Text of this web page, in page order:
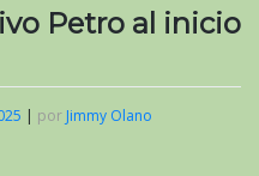
Petro al inicio
| por Jimmy Olano